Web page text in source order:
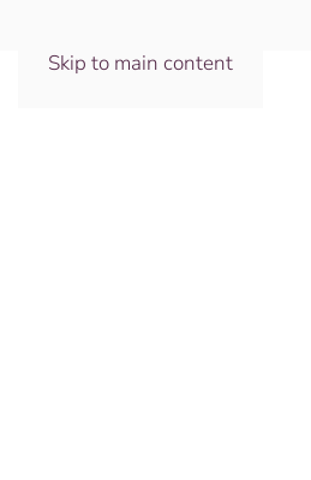
Skip to main content